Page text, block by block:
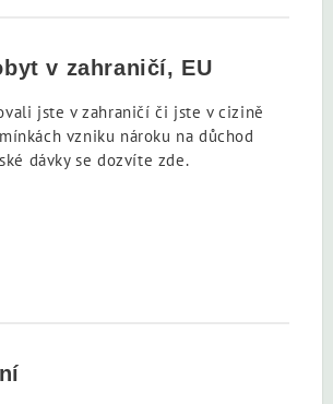
v zahraničí, EU
jste v zahraničí či jste v cizině
vzniku nároku na důchod
dávky se dozvíte zde.